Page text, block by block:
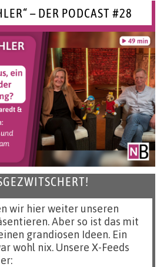
– DER PODCAST #28
wir hier weiter unseren
Aber so ist das mit
grandiosen Ideen. Ein
wohl nix. Unsere X-Feeds